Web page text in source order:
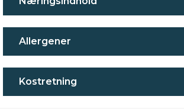
Allergener
Kostretning